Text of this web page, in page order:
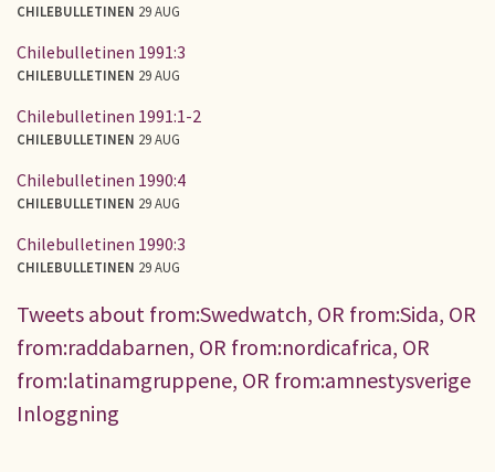
CHILEBULLETINEN 29 AUG
Chilebulletinen 1991:3
CHILEBULLETINEN 29 AUG
Chilebulletinen 1991:1-2
CHILEBULLETINEN 29 AUG
Chilebulletinen 1990:4
CHILEBULLETINEN 29 AUG
Chilebulletinen 1990:3
CHILEBULLETINEN 29 AUG
Tweets about from:Swedwatch, OR from:Sida, OR
from:raddabarnen, OR from:nordicafrica, OR
from:latinamgruppene, OR from:amnestysverige
Inloggning